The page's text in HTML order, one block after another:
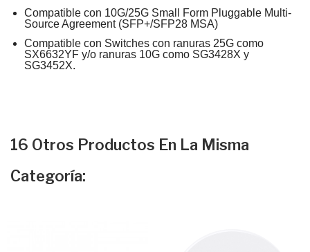
Compatible con 10G/25G Small Form Pluggable Multi-
Source Agreement (SFP+/SFP28 MSA)
Compatible con Switches con ranuras 25G como
SX6632YF y/o ranuras 10G como SG3428X y
SG3452X.
16 Otros Productos En La Misma
Categoría: